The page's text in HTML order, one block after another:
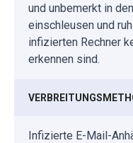
und unbemerkt in
einschleusen und
infizierten Rechner
erkennen sind.
Infizierte E-Mail-